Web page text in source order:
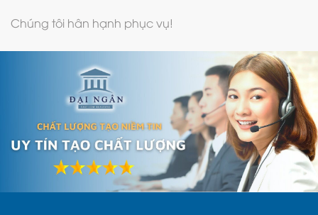
Chúng tôi hân hạnh phục vụ!